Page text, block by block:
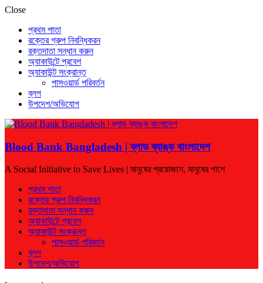
Close
প্রথম পাতা
রক্তের গ্রুপ নিবন্ধিকরন
রক্তদাতা সন্ধান করুন
অ্যাকাউন্টে প্রবেশ
অ্যাকাউন্ট সংক্রান্ত
পাসওয়ার্ড পরিবর্তন
ব্লগ
উপদেশ/অভিযোগ
Blood Bank Bangladesh | ব্লাড ব্যাঙ্ক বাংলাদেশ
A Social Initiative to Save Lives | মানুষের প্রয়োজনে, মানুষের পাশে
প্রথম পাতা
রক্তের গ্রুপ নিবন্ধিকরন
রক্তদাতা সন্ধান করুন
অ্যাকাউন্টে প্রবেশ
অ্যাকাউন্ট সংক্রান্ত
পাসওয়ার্ড পরিবর্তন
ব্লগ
উপদেশ/অভিযোগ